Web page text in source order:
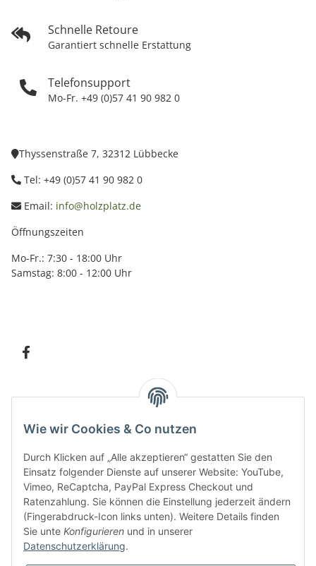
Schnelle Retoure
Garantiert schnelle Erstattung
Telefonsupport
Mo-Fr. +49 (0)57 41 90 982 0
Thyssenstraße 7, 32312 Lübbecke
Tel: +49 (0)57 41 90 982 0
Email: info@holzplatz.de
Öffnungszeiten
Mo-Fr.: 7:30 - 18:00 Uhr
Samstag: 8:00 - 12:00 Uhr
Bitte senden Sie mir entsprechend IhrerDatenschutzerklärungregelmäßig und
jederzeit widerruflich Informationen zu Ihrem Produktsortiment per E-Mail zu.
Wie wir Cookies & Co nutzen
Durch Klicken auf „Alle akzeptieren“ gestatten Sie den
Einsatz folgender Dienste auf unserer Website: YouTube,
Vimeo, ReCaptcha, PayPal Express Checkout und
Ratenzahlung. Sie können die Einstellung jederzeit ändern
(Fingerabdruck-Icon links unten). Weitere Details finden
Sie unte Konfigurieren und in unserer
Datenschutzerklärung.